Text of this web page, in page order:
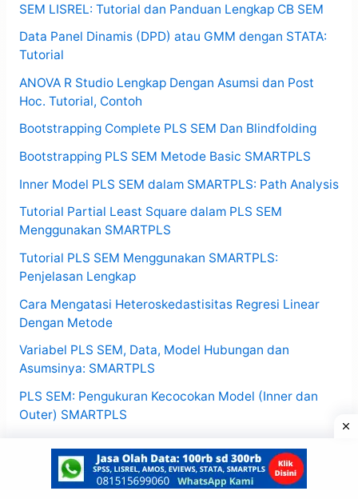
SEM LISREL: Tutorial dan Panduan Lengkap CB SEM
Data Panel Dinamis (DPD) atau GMM dengan STATA:
Tutorial
ANOVA R Studio Lengkap Dengan Asumsi dan Post
Hoc. Tutorial, Contoh
Bootstrapping Complete PLS SEM Dan Blindfolding
Bootstrapping PLS SEM Metode Basic SMARTPLS
Inner Model PLS SEM dalam SMARTPLS: Path Analysis
Tutorial Partial Least Square dalam PLS SEM
Menggunakan SMARTPLS
Tutorial PLS SEM Menggunakan SMARTPLS:
Penjelasan Lengkap
Cara Mengatasi Heteroskedastisitas Regresi Linear
Dengan Metode
Variabel PLS SEM, Data, Model Hubungan dan
Asumsinya: SMARTPLS
PLS SEM: Pengukuran Kecocokan Model (Inner dan
Outer) SMARTPLS